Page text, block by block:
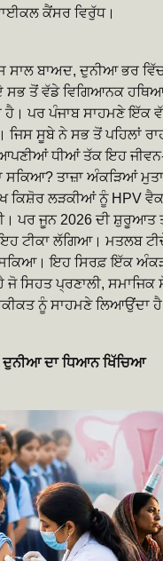
ਕੈਂਸਰ ਵਿਰੁੱਧ।
ਬਾਅਦ, ਦੁਨੀਆ ਭਰ
ਸਭ ਤੋਂ ਵੱਡੇ ਵਿਗਿਆਨਕ
ਹੈ। ਪਰ ਪੰਜਾਬ ਸਾਹਮਣੇ ਇੱਕ
ਜਿਸ ਸੂਬੇ ਨੇ ਸਭ ਤੋਂ ਪਹਿਲਾਂ
ਧੀਆਂ ਤੱਕ ਇਹ
ਸਕਿਆ? ਤਾਜ਼ਾ ਅੰਕੜਿਆਂ
ਕਿਸ਼ੋਰ ਲੜਕੀਆਂ ਨੂੰ HPV
ਪਰ ਜੂਨ 2026 ਦੀ ਸ਼ੁਰੂਆਤ
ਟੀਕਾ ਲੱਗਿਆ। ਮਤਲਬ
ਸਕਿਆ। ਇਹ ਸਿਰਫ਼ ਇੱਕ
ਜੋ ਸਿਹਤ ਪ੍ਰਣਾਲੀ,
ਨੂੰ ਸਾਹਮਣੇ ਲਿਆਉਂਦਾ
ਦਾ ਧਿਆਨ ਖਿੱਚਿਆ